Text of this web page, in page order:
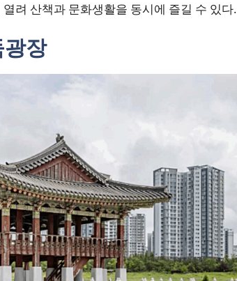
려 산책과 문화생활을 동시에 즐길 수 있다.
장